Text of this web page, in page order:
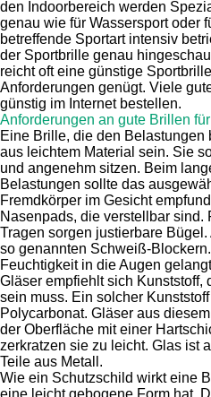
den Indoorbereich werden
genau wie für Wassersport oder
betreffende Sportart intensiv
der Sportbrille genau
reicht oft eine günstige
Anforderungen genügt. Viele
günstig im Internet bestellen.
Anforderungen an gute Brillen
Eine Brille, die den Belastungen
aus leichtem Material sein. Sie
und angenehm sitzen. Beim
Belastungen sollte das
Fremdkörper im Gesicht
Nasenpads, die verstellbar sind.
Tragen sorgen justierbare
so genannten Schweiß-
Feuchtigkeit in die Augen
Gläser empfiehlt sich Kunststoff,
sein muss. Ein solcher
Polycarbonat. Gläser aus
der Oberfläche mit einer
zerkratzen sie zu leicht. Glas ist
Teile aus Metall.
Wie ein Schutzschild wirkt eine
eine leicht gebogene Form hat.